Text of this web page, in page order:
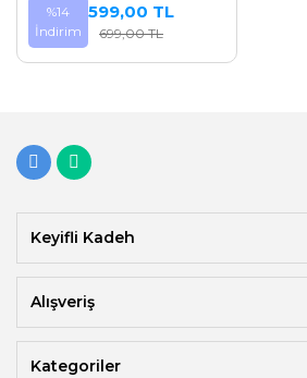
%14
İndirim
599,00 TL
699,00 TL
Keyifli Kadeh
Alışveriş
Kategoriler